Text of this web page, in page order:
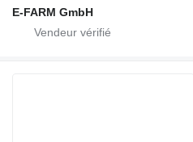
E-FARM GmbH